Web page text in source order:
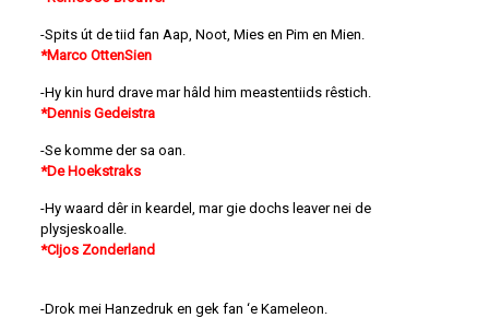
-Spits út de tiid fan Aap, Noot, Mies en Pim en Mien.
*Marco OttenSien
-Hy kin hurd drave mar hâld him meastentiids rêstich.
*Dennis Gedeistra
-Se komme der sa oan.
*De Hoekstraks
-Hy waard dêr in keardel, mar gie dochs leaver nei de
plysjeskoalle.
*CIjos Zonderland
-Drok mei Hanzedruk en gek fan ‘e Kameleon.